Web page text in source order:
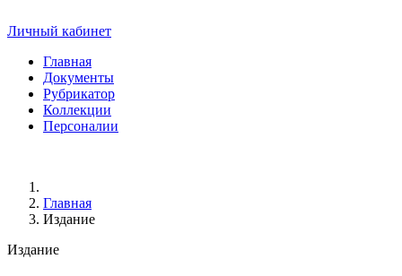
Личный кабинет
Главная
Документы
Рубрикатор
Коллекции
Персоналии
Главная
Издание
Издание